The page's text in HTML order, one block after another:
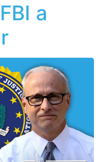
a